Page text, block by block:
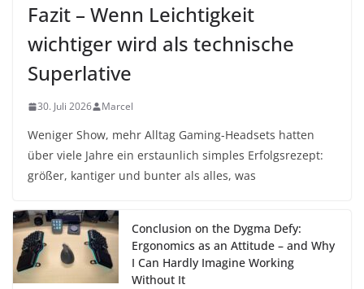
Fazit – Wenn Leichtigkeit
wichtiger wird als technische
Superlative
30. Juli 2026 Marcel
Weniger Show, mehr Alltag Gaming-Headsets hatten
über viele Jahre ein erstaunlich simples Erfolgsrezept:
größer, kantiger und bunter als alles, was
Conclusion on the Dygma Defy:
Ergonomics as an Attitude – and Why
I Can Hardly Imagine Working
Without It